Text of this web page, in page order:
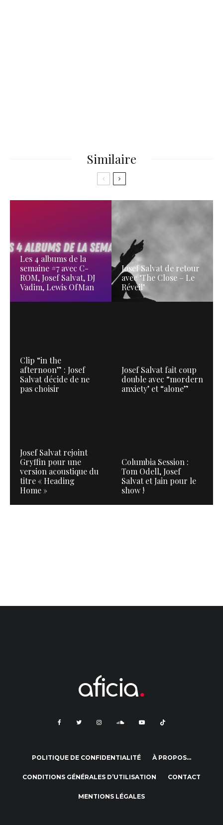
Similaire
Les 4 albums de la
semaine #7 avec C-
ROM, Josef Salvat, DJ
Vadim, Lewis OfMan
Josef Salvat de retour
avec ‘The Close – Le
Réveil’
Clip “in the
afternoon” : Josef
Salvat décide de ne
pas choisir
Josef Salvat fait coup
double avec “mordern
anxiety’ et “alone”
Josef Salvat rejoint
Gryffin pour une
version acoustique du
titre « Heading
Home »
Columbia Session :
Tom Odell, Josef
Salvat et Jain pour le
show !
POLITIQUE DE CONFIDENTIALITÉ À PROPOS…
CONDITIONS GÉNÉRALES D’UTILISATION CONTACT
MENTIONS LÉGALES